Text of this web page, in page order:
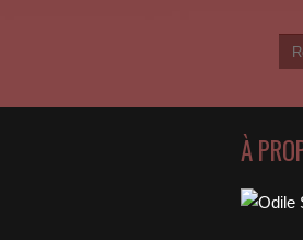
À